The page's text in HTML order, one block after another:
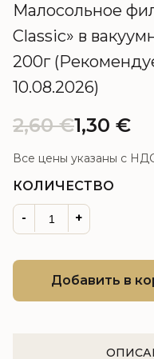
Малосольное
Classic» в
200г
10.08.2026)
2,60€1,30 €
Все цены указаны с
КОЛИЧЕСТВО
- +
Добавить в